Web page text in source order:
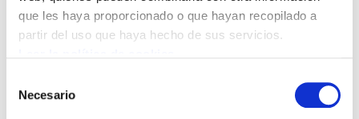
que les haya proporcionado o que hayan recopilado a
partir del uso que haya hecho de sus servicios.
Necesario
POLÍTICA DE COOKIES
CANAL DE INFORMACIÓN
POLÍTICA DE PRIVACIDAD
MAPA DEL SITIO
ACCESIBILIDAD
Barrainkua 13 - 48009 Bilbo -